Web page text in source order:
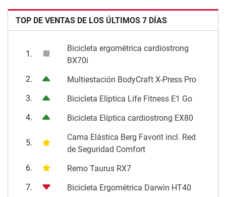
TOP DE VENTAS DE LOS ÚLTIMOS 7 DÍAS
1.
Bicicleta ergométrica cardiostrong
BX70i
2.
Multiestación BodyCraft X-Press Pro
3.
Bicicleta Elíptica Life Fitness E1 Go
4.
Bicicleta Elíptica cardiostrong EX80
5.
Cama Elástica Berg Favorit incl. Red
de Seguridad Comfort
6.
Remo Taurus RX7
7.
Bicicleta Ergométrica Darwin HT40